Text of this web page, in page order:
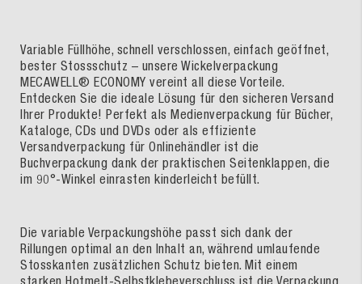
Variable Füllhöhe, schnell verschlossen, einfach geöffnet,
bester Stossschutz – unsere Wickelverpackung
MECAWELL® ECONOMY vereint all diese Vorteile.
Entdecken Sie die ideale Lösung für den sicheren Versand
Ihrer Produkte! Perfekt als Medienverpackung für Bücher,
Kataloge, CDs und DVDs oder als effiziente
Versandverpackung für Onlinehändler ist die
Buchverpackung dank der praktischen Seitenklappen, die
im 90°-Winkel einrasten kinderleicht befüllt.
Die variable Verpackungshöhe passt sich dank der
Rillungen optimal an den Inhalt an, während umlaufende
Stosskanten zusätzlichen Schutz bieten. Mit einem
starken Hotmelt-Selbstklebeverschluss ist die Verpackung